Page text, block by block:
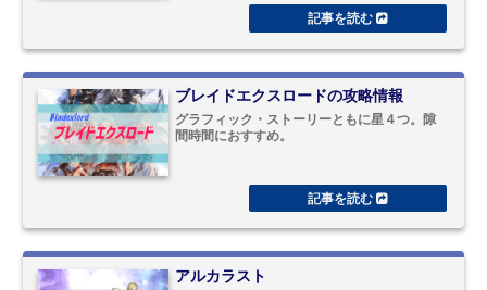
ブレイドエクスロードの攻略情報
グラフィック・ストーリーともに星４つ。隙
間時間におすすめ。
アルカラスト